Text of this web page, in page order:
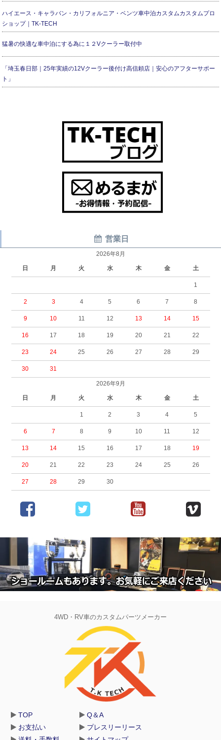
ハイエース・キャラバン・カリフォルニア・ベンツ車中泊カスタムカスタムプロ
ショップ｜TK-TECH
猛暑の快適な車中泊にする為に１２Vクーラー取付中
「埼玉春日部｜25年実績の12Vクーラー後付け高信頼店｜安心のアフターサポー
ト」
営業日
2026年8月
日 月 火 水 木 金 土
1
2 3 4 5 6 7 8
9 10 11 12 13 14 15
16 17 18 19 20 21 22
23 24 25 26 27 28 29
30 31
2026年9月
日 月 火 水 木 金 土
1 2 3 4 5
6 7 8 9 10 11 12
13 14 15 16 17 18 19
20 21 22 23 24 25 26
27 28 29 30
4WD・RV車のカスタムパーツメーカー
TOP
お支払い
Q＆A
プレスリーリース